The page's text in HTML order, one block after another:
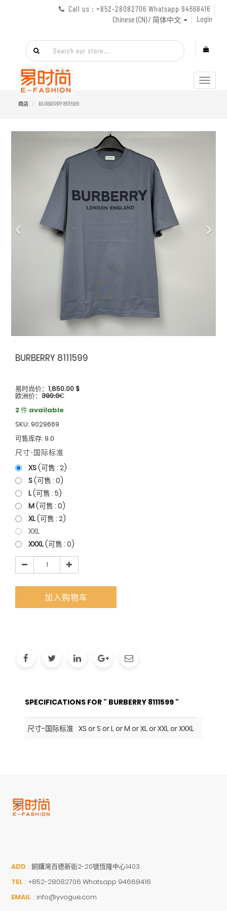
Call us : +852-28082706 Whatsapp 94668416
Chinese (CN) / 简体中文
Login
商店 BURBERRY 8111599
Previous
BURBERRY 8111599
易时尚价：1,850.00$
欧洲价：390.0€
2 件 available
SKU: 9029669
可售库存: 9.0
尺寸-国际标准
XS(可售 :2)
S(可售 :0)
L(可售 :5)
M(可售 :0)
XL(可售 :2)
XXL
XXXL(可售 :0)
加入购物车
SPECIFICATIONS FOR " BURBERRY 8111599 "
尺寸-国际标准 XS or S or L or M or XL or XXL or XXXL
ADD : 銅鑼灣百德新街2-20號恆隆中心1403
TEL : +852-28082706 Whatsapp 94668416
EMAIL : info@yvogue.com